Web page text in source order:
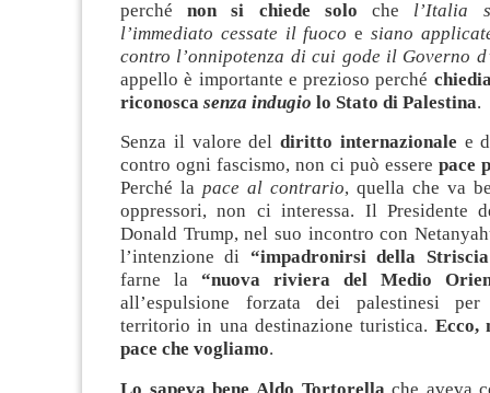
perchénon si chiede solo che l’Italia
l’immediato cessate il fuoco e siano
contro l’onnipotenza di cui gode il Governo
appello è importante e prezioso perché
riconosca senza indugio lo Stato di Palestina.
Senza il valore del diritto internazionale e
contro ogni fascismo, non ci può essere pace
Perché la pace al contrario, quella che va
oppressori, non ci interessa. Il Presidente
Donald Trump, nel suo incontro con
l’intenzione di “impadronirsi della
farne la “nuova riviera del Medio
all’espulsione forzata dei palestinesi
territorio in una destinazione turistica. Ecco,
pace che vogliamo.
Lo sapeva bene Aldo Tortorella che aveva